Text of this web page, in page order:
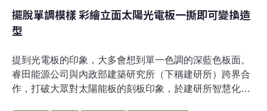
擺脫單調模樣 彩繪立面太陽光電板一撕即可變換造
型
提到光電板的印象，大多會想到單一色調的深藍色板面。
睿田能源公司與內政部建築研究所（下稱建研所）跨界合
作，打破大眾對太陽能板的刻板印象，於建研所智慧化居